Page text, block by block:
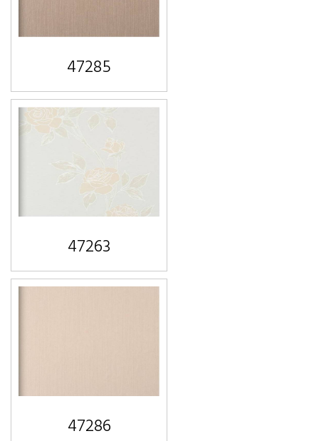
47285
47263
47286